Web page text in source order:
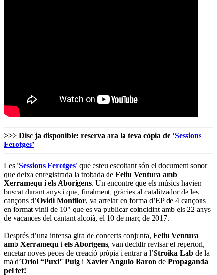
>>> Disc ja disponible: reserva ara la teva còpia de ‘Sessions
Ferotges’
Les 'Sessions Ferotges' que esteu escoltant són el document sonor
que deixa enregistrada la trobada de Feliu Ventura amb
Xerramequ i els Aborígens. Un encontre que els músics havien
buscat durant anys i que, finalment, gràcies al catalitzador de les
cançons d’Ovidi Montllor, va arrelar en forma d’EP de 4 cançons
en format vinil de 10" que es va publicar coincidint amb els 22 anys
de vacances del cantant alcoià, el 10 de març de 2017.
Després d’una intensa gira de concerts conjunta, Feliu Ventura
amb Xerramequ i els Aborígens, van decidir revisar el repertori,
encetar noves peces de creació pròpia i entrar a l’Stroika Lab de la
mà d’Oriol “Puxi” Puig i Xavier Angulo Baron de Propaganda
pel fet!